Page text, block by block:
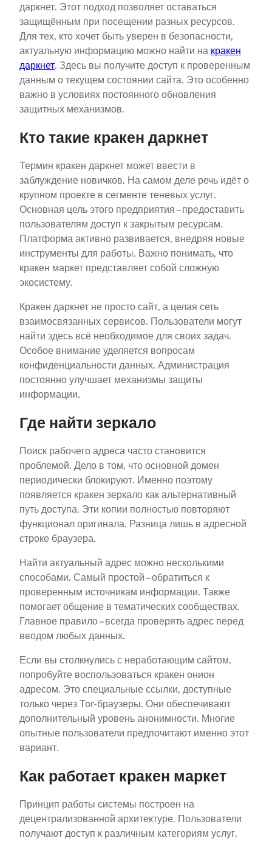
даркнет. Этот подход позволяет оставаться
защищённым при посещении разных ресурсов.
Для тех, кто хочет быть уверен в безопасности,
актуальную информацию можно найти на кракен
даркнет. Здесь вы получите доступ к проверенным
данным о текущем состоянии сайта. Это особенно
важно в условиях постоянного обновления
защитных механизмов.
Кто такие кракен даркнет
Термин кракен даркнет может ввести в
заблуждение новичков. На самом деле речь идёт о
крупном проекте в сегменте теневых услуг.
Основная цель этого предприятия – предоставить
пользователям доступ к закрытым ресурсам.
Платформа активно развивается, внедряя новые
инструменты для работы. Важно понимать, что
кракен маркет представляет собой сложную
экосистему.
Кракен даркнет не просто сайт, а целая сеть
взаимосвязанных сервисов. Пользователи могут
найти здесь всё необходимое для своих задач.
Особое внимание уделяется вопросам
конфиденциальности данных. Администрация
постоянно улучшает механизмы защиты
информации.
Где найти зеркало
Поиск рабочего адреса часто становится
проблемой. Дело в том, что основной домен
периодически блокируют. Именно поэтому
появляется кракен зеркало как альтернативный
путь доступа. Эти копии полностью повторяют
функционал оригинала. Разница лишь в адресной
строке браузера.
Найти актуальный адрес можно несколькими
способами. Самый простой – обратиться к
проверенным источникам информации. Также
помогает общение в тематических сообществах.
Главное правило – всегда проверять адрес перед
вводом любых данных.
Если вы столкнулись с неработающим сайтом,
попробуйте воспользоваться кракен онион
адресом. Это специальные ссылки, доступные
только через Tor-браузеры. Они обеспечивают
дополнительный уровень анонимности. Многие
опытные пользователи предпочитают именно этот
вариант.
Как работает кракен маркет
Принцип работы системы построен на
децентрализованной архитектуре. Пользователи
получают доступ к различным категориям услуг.